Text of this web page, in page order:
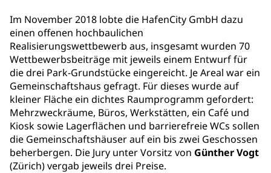
Im November 2018 lobte die HafenCity GmbH dazu
einen offenen hochbaulichen
Realisierungswettbewerb aus, insgesamt wurden 70
Wettbewerbsbeiträge mit jeweils einem Entwurf für
die drei Park-Grundstücke eingereicht. Je Areal war ein
Gemeinschaftshaus gefragt. Für dieses wurde auf
kleiner Fläche ein dichtes Raumprogramm gefordert:
Mehrzweckräume, Büros, Werkstätten, ein Café und
Kiosk sowie Lagerflächen und barrierefreie WCs sollen
die Gemeinschaftshäuser auf ein bis zwei Geschossen
beherbergen. Die Jury unter Vorsitz von Günther Vogt
(Zürich) vergab jeweils drei Preise.